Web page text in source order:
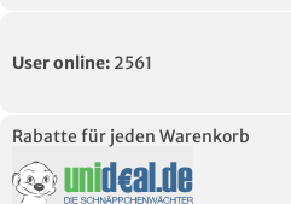
User online: 2561
Rabatte für jeden Warenkorb